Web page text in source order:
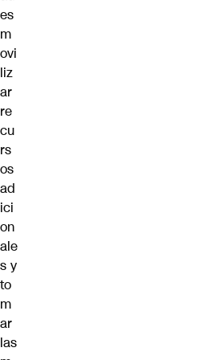
es
m
ovi
liz
ar
re
cu
rs
os
ad
ici
on
ale
s y
to
m
ar
las